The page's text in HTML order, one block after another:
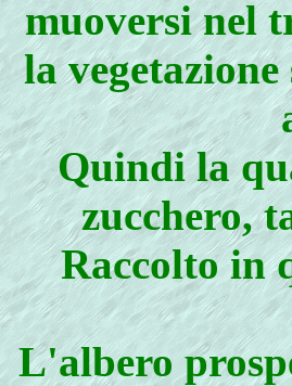
muoversi nel
la
Quindi la
zucchero,
Raccolto in
L'albero